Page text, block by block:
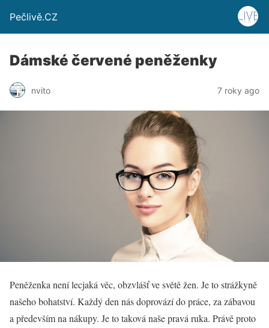
Pečlivě.CZ
Dámské červené peněženky
nvito 7 roky ago
Peněženka není lecjaká věc, obzvlášť ve světě žen. Je to strážkyně
našeho bohatství. Každý den nás doprovází do práce, za zábavou
a především na nákupy. Je to taková naše pravá ruka. Právě proto